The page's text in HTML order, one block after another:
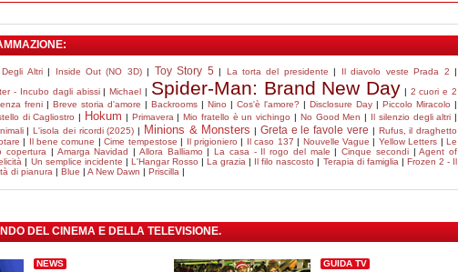
Altri| Inside Out (NO 3D)| Toy Story 5 | La torta del presidente | Il diavolo veste Prada 2 |
- Incubo dagli abissi|Michael | Spider-Man: Brand New Day | 2 cuori e 2
freni | Breve storia d'amore | Backrooms | Nino | Cos'è l'amore? | Disclosure Day | Piccolo Miracolo |
di Cagliostro | Hokum | Primavera |Mio fratello è un vichingo | No Good Men | Il silenzio degli altri |
|L'isola dei ricordi (2025) | Minions & Monsters | Greta e le favole vere | Rufus, il draghetto
| Il bene comune |Cime tempestose | Il prigioniero | Il caso 137 | Nouvelle Vague | Yellow Letters |Le
copertura | Amarga Navidad | Allora Balliamo | La casa - Il rogo del male | Cinque secondi|Agent of
| Un semplice incidente | L'Hangar Rosso |La grazia | Il filo nascosto | Terapia di famiglia | Frozen 2 - Il
di pianura | Blue | A New Dawn | Priscilla |
DEL CINEMA E DELLA TELEVISIONE.
NEWS GUIDA TV